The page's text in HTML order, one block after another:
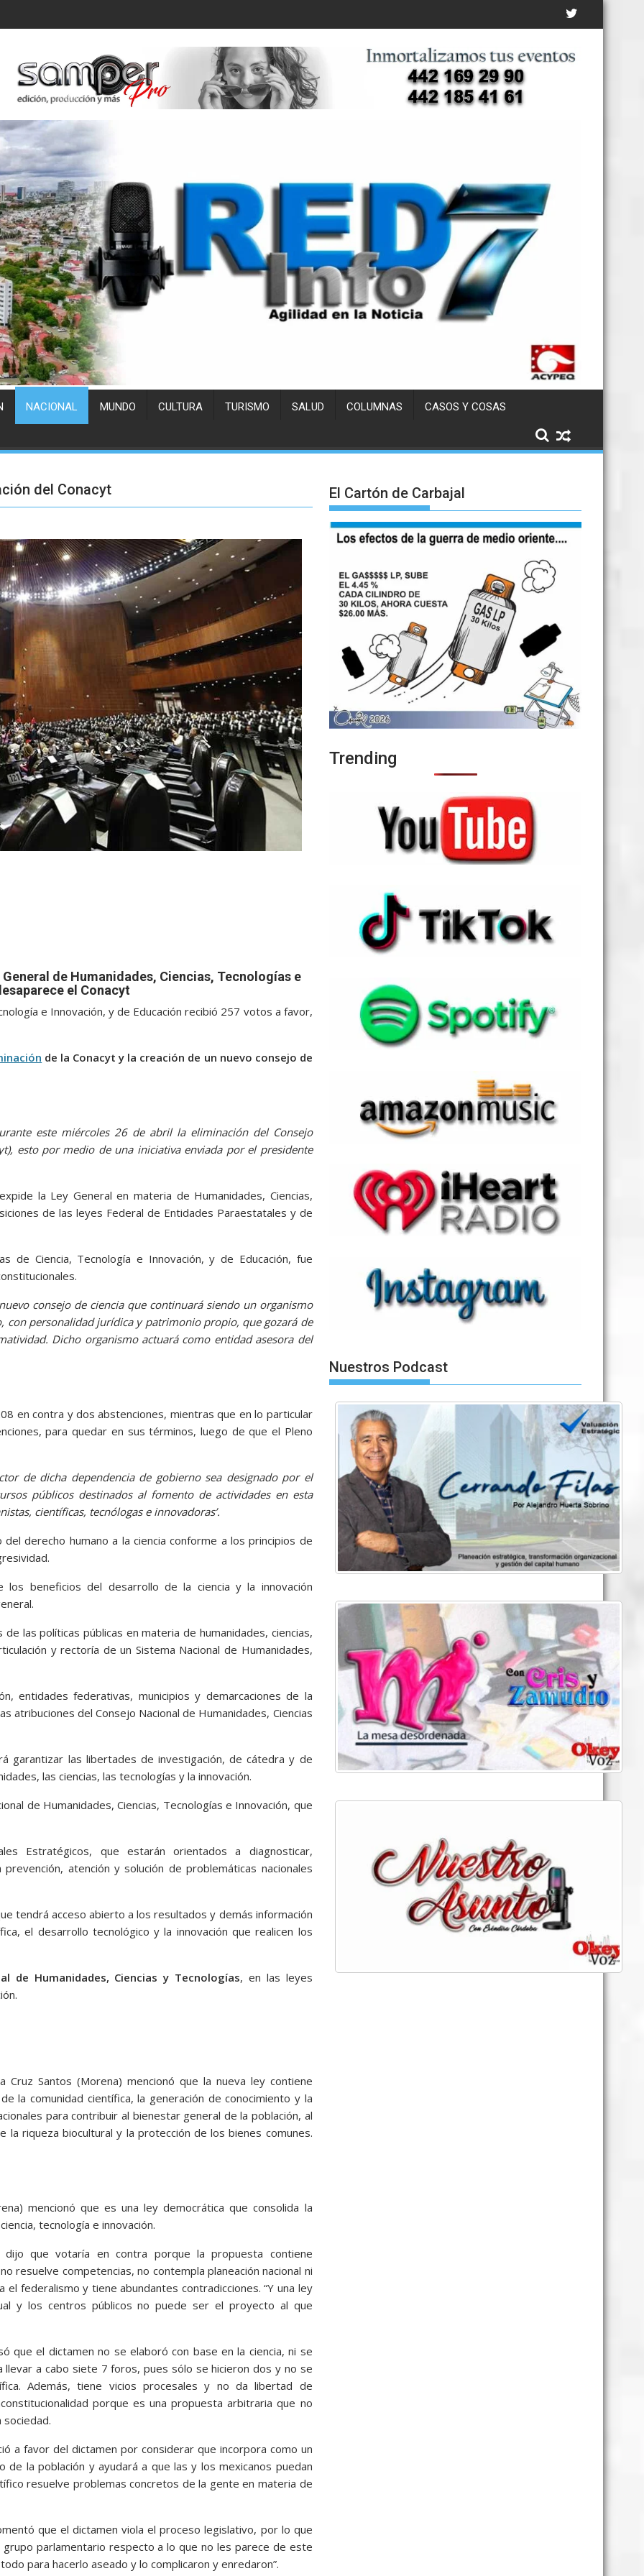
NACIONAL MUNDO CULTURA TURISMO SALUD COLUMNAS CASOS Y COSAS
del Conacyt
de Humanidades, Ciencias, Tecnologías e
el Conacyt
e Innovación, y de Educación recibió 257 votos a favor,
de la Conacyt y la creación de un nuevo consejo de
este miércoles 26 de abril la eliminación del Consejo
esto por medio de una iniciativa enviada por el presidente
la Ley General en materia de Humanidades, Ciencias,
de las leyes Federal de Entidades Paraestatales y de
de Ciencia, Tecnología e Innovación, y de Educación, fue
consejo de ciencia que continuará siendo un organismo
con personalidad jurídica y patrimonio propio, que gozará de
Dicho organismo actuará como entidad asesora del
en contra y dos abstenciones, mientras que en lo particular
para quedar en sus términos, luego de que el Pleno
de dicha dependencia de gobierno sea designado por el
públicos destinados al fomento de actividades en esta
científicas, tecnólogas e innovadoras’.
derecho humano a la ciencia conforme a los principios de
beneficios del desarrollo de la ciencia y la innovación
las políticas públicas en materia de humanidades, ciencias,
y rectoría de un Sistema Nacional de Humanidades,
entidades federativas, municipios y demarcaciones de la
atribuciones del Consejo Nacional de Humanidades, Ciencias
garantizar las libertades de investigación, de cátedra y de
las ciencias, las tecnologías y la innovación.
de Humanidades, Ciencias, Tecnologías e Innovación, que
Estratégicos, que estarán orientados a diagnosticar,
atención y solución de problemáticas nacionales
tendrá acceso abierto a los resultados y demás información
el desarrollo tecnológico y la innovación que realicen los
de Humanidades, Ciencias y Tecnologías, en las leyes
Cruz Santos (Morena) mencionó que la nueva ley contiene
la comunidad científica, la generación de conocimiento y la
para contribuir al bienestar general de la población, al
riqueza biocultural y la protección de los bienes comunes.
mencionó que es una ley democrática que consolida la
tecnología e innovación.
dijo que votaría en contra porque la propuesta contiene
resuelve competencias, no contempla planeación nacional ni
federalismo y tiene abundantes contradicciones. “Y una ley
y los centros públicos no puede ser el proyecto al que
que el dictamen no se elaboró con base en la ciencia, ni se
a cabo siete 7 foros, pues sólo se hicieron dos y no se
Además, tiene vicios procesales y no da libertad de
porque es una propuesta arbitraria que no
sociedad.
a favor del dictamen por considerar que incorpora como un
de la población y ayudará a que las y los mexicanos puedan
resuelve problemas concretos de la gente en materia de
que el dictamen viola el proceso legislativo, por lo que
parlamentario respecto a lo que no les parece de este
para hacerlo aseado y lo complicaron y enredaron”.
El Cartón de Carbajal
Trending
Nuestros Podcast